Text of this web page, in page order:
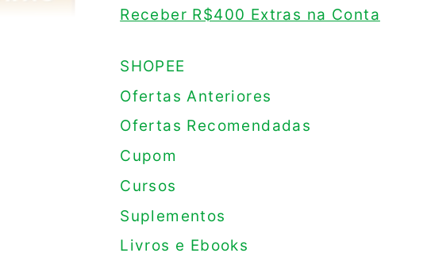
Receber R$400 Extras na Conta
SHOPEE
Ofertas Anteriores
Ofertas Recomendadas
Cupom
Cursos
Suplementos
Livros e Ebooks